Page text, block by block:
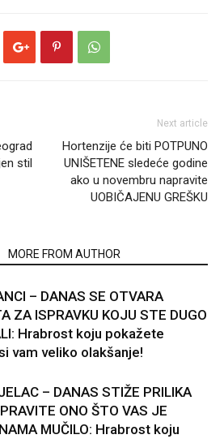
stil
Next article
Hortenzije će biti POTPUNO
UNIŠETENE sledeće godine
ako u novembru napravite
UOBIČAJENU GREŠKU
MORE FROM AUTHOR
– DANAS SE OTVARA
ZA ISPRAVKU KOJU STE DUGO
Hrabrost koju pokažete
vam veliko olakšanje!
– DANAS STIŽE PRILIKA
ONO ŠTO VAS JE
MUČILO: Hrabrost koju